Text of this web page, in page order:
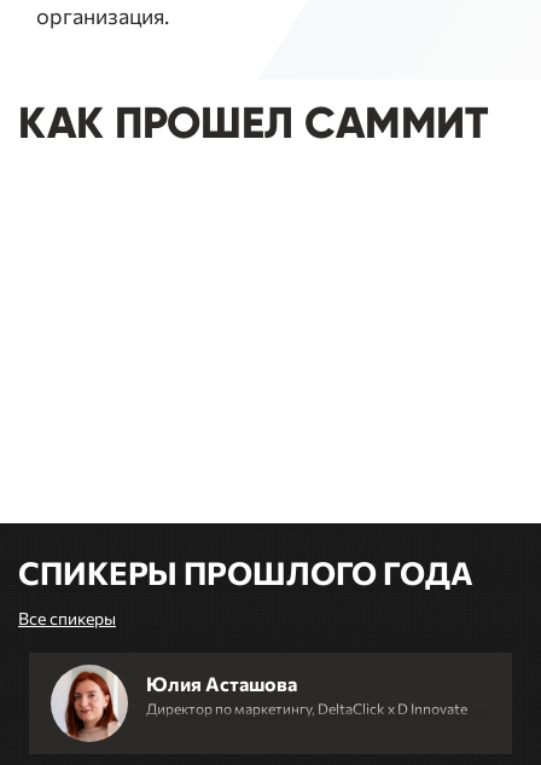
организация.
КАК ПРОШЕЛ САММИТ
СПИКЕРЫ ПРОШЛОГО ГОДА
Все спикеры
Юлия Асташова
Директор по маркетингу, DeltaClick x D Innovate